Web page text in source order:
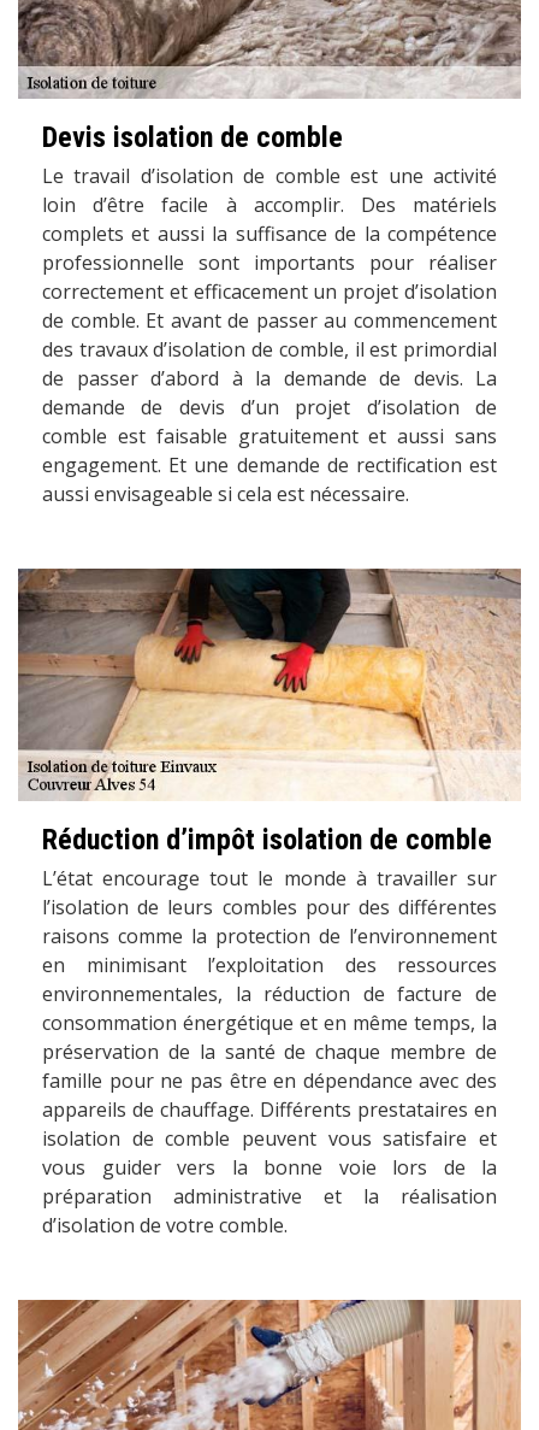
Devis isolation de comble
Le travail d’isolation de comble est une activité
loin d’être facile à accomplir. Des matériels
complets et aussi la suffisance de la compétence
professionnelle sont importants pour réaliser
correctement et efficacement un projet d’isolation
de comble. Et avant de passer au commencement
des travaux d’isolation de comble, il est primordial
de passer d’abord à la demande de devis. La
demande de devis d’un projet d’isolation de
comble est faisable gratuitement et aussi sans
engagement. Et une demande de rectification est
aussi envisageable si cela est nécessaire.
Réduction d’impôt isolation de comble
L’état encourage tout le monde à travailler sur
l’isolation de leurs combles pour des différentes
raisons comme la protection de l’environnement
en minimisant l’exploitation des ressources
environnementales, la réduction de facture de
consommation énergétique et en même temps, la
préservation de la santé de chaque membre de
famille pour ne pas être en dépendance avec des
appareils de chauffage. Différents prestataires en
isolation de comble peuvent vous satisfaire et
vous guider vers la bonne voie lors de la
préparation administrative et la réalisation
d’isolation de votre comble.